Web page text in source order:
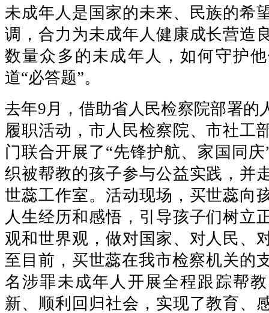
未成年人是国家的未来、民族的希
调，合力为未成年人健康成长营造
数量众多的未成年人，如何守护
道“必答题”。
去年9月，借助省人民检察院部署的
履职活动，市人民检察院、市社工
门联合开展了“先锋护航、家国同
织被帮教的孩子参与公益实践，并
世蕊工作室。活动现场，买世蕊向
人生经历和感悟，引导孩子们树立
观和世界观，做对国家、对人民、
至目前，买世蕊在我市检察机关的
名涉罪未成年人开展全程跟踪帮
新、顺利回归社会，实现了教育、